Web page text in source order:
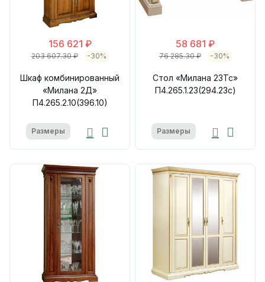
156 621 ₽
203 607.30 ₽ -30%
Шкаф комбинированный
«Милана 2Д»
П4.265.2.10(396.10)
Размеры
58 681 ₽
76 285.30 ₽ -30%
Стол «Милана 23Тс»
П4.265.1.23(294.23с)
Размеры